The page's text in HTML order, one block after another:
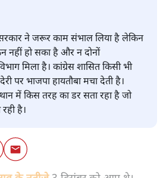
ने जरूर काम संभाल लिया है लेकिन
नहीं हो सका है और न दोनों
मिला है। कांग्रेस शासित किसी भी
पर भाजपा हायतौबा मचा देती है।
में किस तरह का डर सता रहा है जो
है।